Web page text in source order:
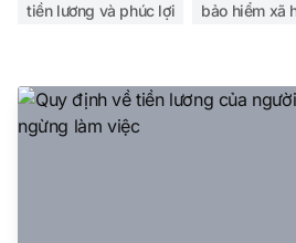
tiền lương và phúc lợi bảo hiểm xã